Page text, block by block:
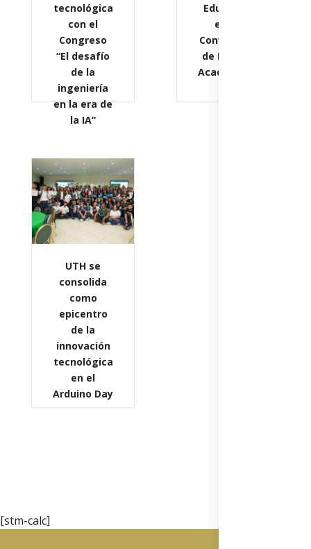
tecnológica
con el
Congreso
“El desafío
de la
ingeniería
en la era de
la IA”
Educativo
en su
Convención
de Líderes
Académicos
UTH se
consolida
como
epicentro
de la
innovación
tecnológica
en el
Arduino Day
[stm-calc]